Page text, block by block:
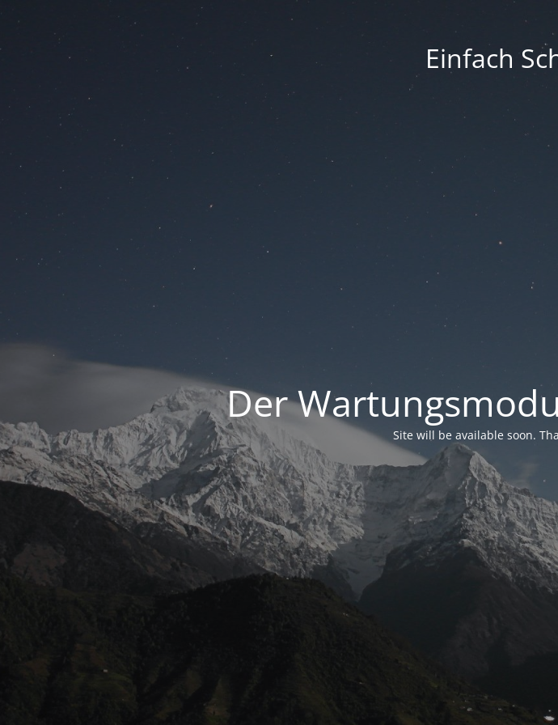
Einfach
Der
Site will be available soon.